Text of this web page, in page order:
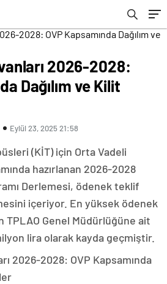
2026-2028:
Dağılım ve Kilit
Eylül 23, 2025 21:58
(KİT) için Orta Vadeli
hazırlanan 2026-2028
Derlemesi, ödenek teklif
içeriyor. En yüksek ödenek
TPLAO Genel Müdürlüğüne ait
lira olarak kayda geçmiştir.